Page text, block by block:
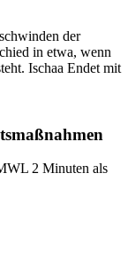
der
in etwa, wenn
Ischaa Endet mit
2 Minuten als